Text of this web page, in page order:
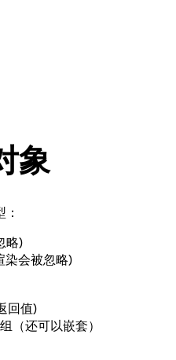
象
略)
染会被忽略)
回值)
（还可以嵌套）